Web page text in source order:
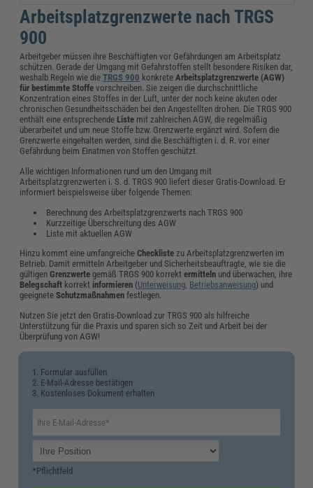
Arbeitsplatzgrenzwerte nach TRGS
900
Arbeitgeber müssen ihre Beschäftigten vor Gefährdungen am Arbeitsplatz
schützen. Gerade der Umgang mit Gefahrstoffen stellt besondere Risiken dar,
weshalb Regeln wie dieTRGS 900 konkreteArbeitsplatzgrenzwerte (AGW)
für bestimmte Stoffe vorschreiben. Sie zeigen die durchschnittliche
Konzentration eines Stoffes in der Luft, unter der noch keine akuten oder
chronischen Gesundheitsschäden bei den Angestellten drohen. Die TRGS 900
enthält eine entsprechende Liste mit zahlreichen AGW, die regelmäßig
überarbeitet und um neue Stoffe bzw. Grenzwerte ergänzt wird. Sofern die
Grenzwerte eingehalten werden, sind die Beschäftigten i. d. R. vor einer
Gefährdung beim Einatmen von Stoffen geschützt.
Alle wichtigen Informationen rund um den Umgang mit
Arbeitsplatzgrenzwerten i. S. d. TRGS 900 liefert dieser Gratis-Download. Er
informiert beispielsweise über folgende Themen:
Berechnung des Arbeitsplatzgrenzwerts nach TRGS 900
Kurzzeitige Überschreitung des AGW
Liste mit aktuellen AGW
Hinzu kommt eine umfangreicheCheckliste zu Arbeitsplatzgrenzwerten im
Betrieb. Damit ermitteln Arbeitgeber und Sicherheitsbeauftragte, wie sie die
gültigenGrenzwerte gemäß TRGS 900 korrektermitteln und überwachen, ihre
Belegschaft korrekt informieren (Unterweisung, Betriebsanweisung) und
geeigneteSchutzmaßnahmen festlegen.
Nutzen Sie jetzt den Gratis-Download zur TRGS 900 als hilfreiche
Unterstützung für die Praxis und sparen sich so Zeit und Arbeit bei der
Überprüfung von AGW!
1. Formular ausfüllen
2. E-Mail-Adresse bestätigen
3. Kostenloses Dokument erhalten
*Pflichtfeld